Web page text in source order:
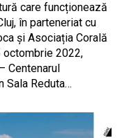
care funcționează
în parteneriat cu
și Asociația Corală
octombrie 2022,
Centenarul
Sala Reduta…